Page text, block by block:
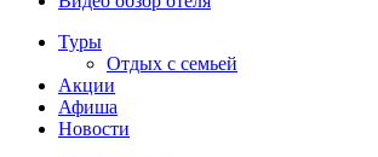
Туры
Отдых с семьей
Акции
Афиша
Новости